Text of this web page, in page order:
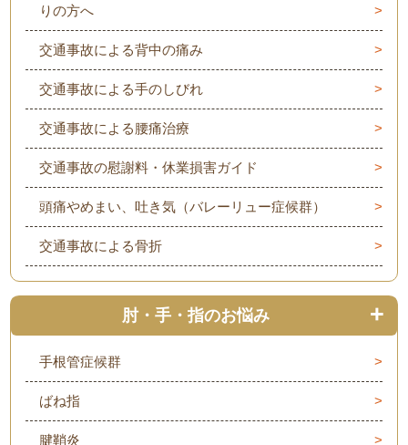
りの方へ
交通事故による背中の痛み
交通事故による手のしびれ
交通事故による腰痛治療
交通事故の慰謝料・休業損害ガイド
頭痛やめまい、吐き気（バレーリュー症候群）
交通事故による骨折
肘・手・指のお悩み
手根管症候群
ばね指
腱鞘炎